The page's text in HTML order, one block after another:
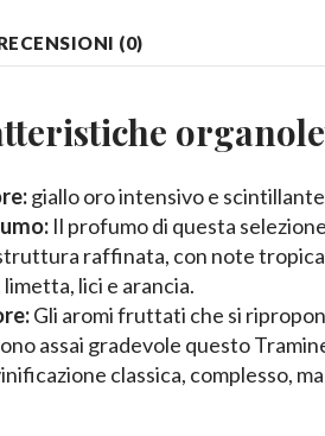
(0)
giallo oro intensivo e scintillante
Il profumo di questa
raffinata, con note
limetta, lici e arancia.
Gli aromi fruttati che si
assai gradevole questo
classica, complesso,